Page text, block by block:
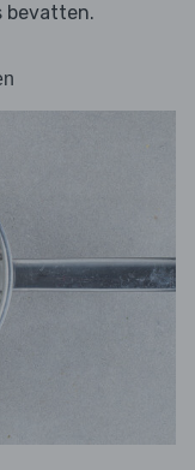
bevatten.